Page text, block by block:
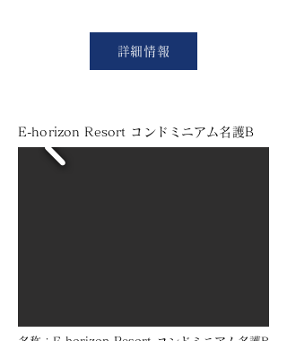
詳細情報
E-horizon Resort コンドミニアム名護B